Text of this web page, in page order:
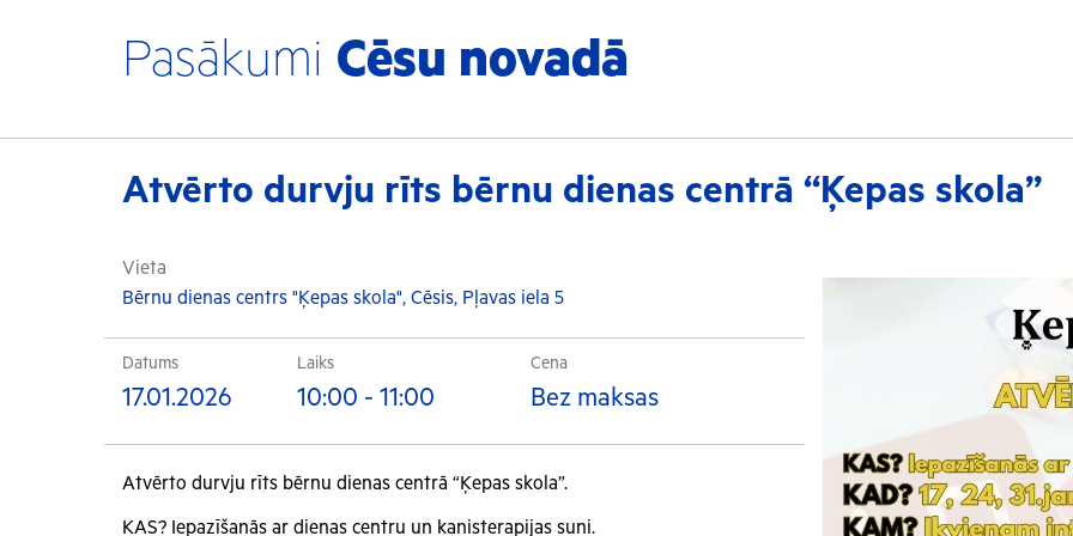
Pasākumi Cēsu novadā
Atvērto durvju rīts bērnu dienas centrā “Ķepas skola”
Vieta
Bērnu dienas centrs "Ķepas skola", Cēsis, Pļavas iela 5
Datums
17.01.2026
Laiks
10:00 - 11:00
Cena
Bez maksas
Atvērto durvju rīts bērnu dienas centrā “Ķepas skola”.
KAS? Iepazīšanās ar dienas centru un kanisterapijas suni.